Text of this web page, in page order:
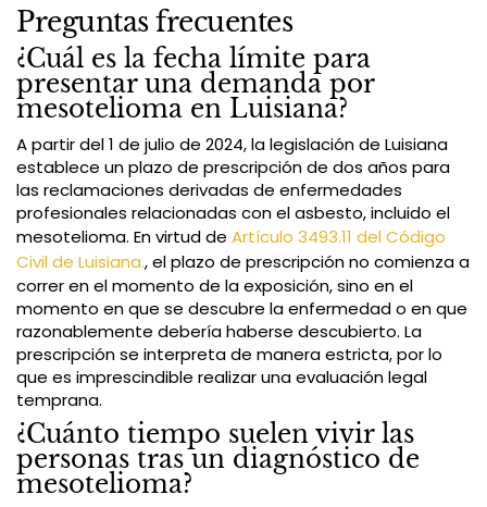
Preguntas frecuentes
¿Cuál es la fecha límite para
presentar una demanda por
mesotelioma en Luisiana?
A partir del 1 de julio de 2024, la legislación de Luisiana
establece un plazo de prescripción de dos años para
las reclamaciones derivadas de enfermedades
profesionales relacionadas con el asbesto, incluido el
mesotelioma. En virtud de Artículo 3493.11 del Código
Civil de Luisiana., el plazo de prescripción no comienza a
correr en el momento de la exposición, sino en el
momento en que se descubre la enfermedad o en que
razonablemente debería haberse descubierto. La
prescripción se interpreta de manera estricta, por lo
que es imprescindible realizar una evaluación legal
temprana.
¿Cuánto tiempo suelen vivir las
personas tras un diagnóstico de
mesotelioma?